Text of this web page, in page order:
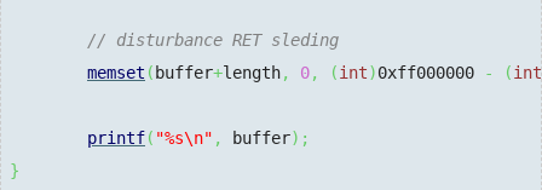
// disturbance RET sleding
memset ( buffer+length, 0, (int)0xff000000 - (int
printf( "%s\n" , buffer) ;
}